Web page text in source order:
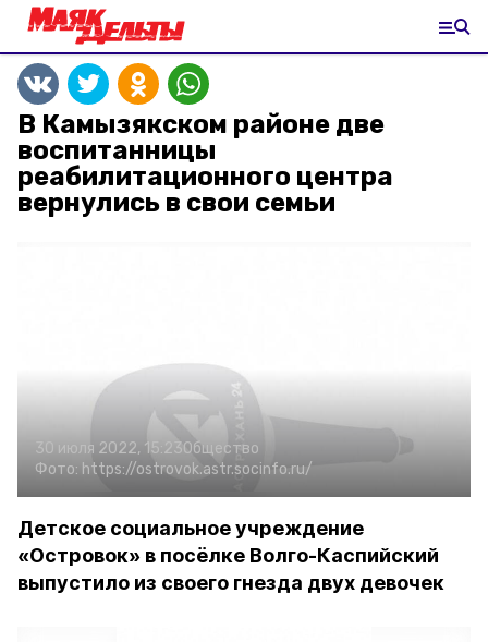
В Камызякском районе две
воспитанницы
реабилитационного центра
вернулись в свои семьи
30 июля 2022, 15:23Общество
Фото: https://ostrovok.astr.socinfo.ru/
Детское социальное учреждение
«Островок» в посёлке Волго-Каспийский
выпустило из своего гнезда двух девочек